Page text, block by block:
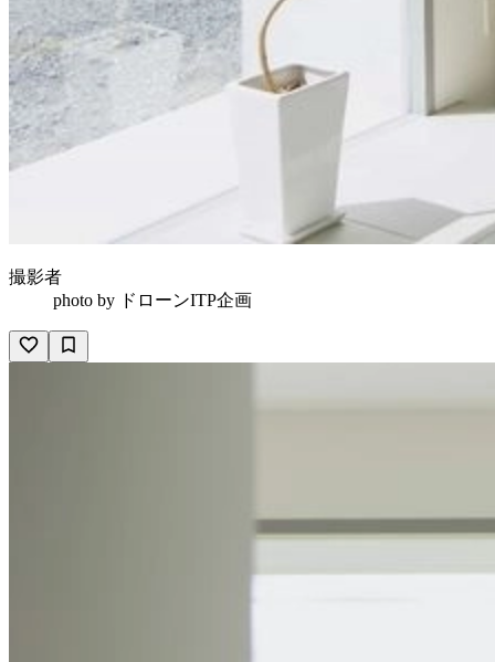
撮影者
photo by ドローンITP企画